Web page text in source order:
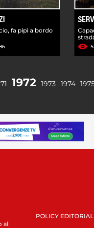
fa pipì a bordo
1972 1973 1974
al
POLICY